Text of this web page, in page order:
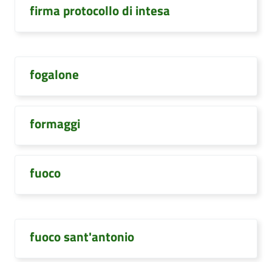
firma protocollo di intesa
fogalone
formaggi
fuoco
fuoco sant'antonio